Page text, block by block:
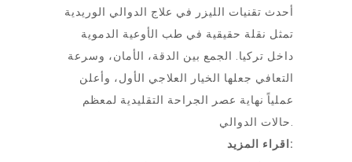
أحدث تقنيات الليزر في علاج الدوالي الوريدية
تمثل نقلة حقيقية في طب الأوعية الدموية
داخل تركيا. الجمع بين الدقة، الأمان، وسرعة
التعافي جعلها الخيار العلاجي الأول، وأعلن
عملياً نهاية عصر الجراحة التقليدية لمعظم
اقراء المزيد: